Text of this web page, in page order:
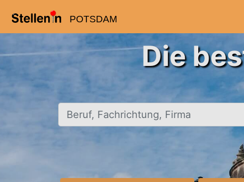
POTSDAM
Die
Beruf, Fachrichtung, Firma